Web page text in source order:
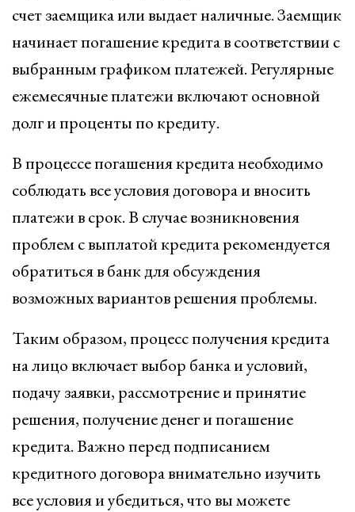
счет заемщика или выдает наличные. Заемщик
начинает погашение кредита в соответствии с
выбранным графиком платежей. Регулярные
ежемесячные платежи включают основной
долг и проценты по кредиту.
В процессе погашения кредита необходимо
соблюдать все условия договора и вносить
платежи в срок. В случае возникновения
проблем с выплатой кредита рекомендуется
обратиться в банк для обсуждения
возможных вариантов решения проблемы.
Таким образом, процесс получения кредита
на лицо включает выбор банка и условий,
подачу заявки, рассмотрение и принятие
решения, получение денег и погашение
кредита. Важно перед подписанием
кредитного договора внимательно изучить
все условия и убедиться, что вы можете